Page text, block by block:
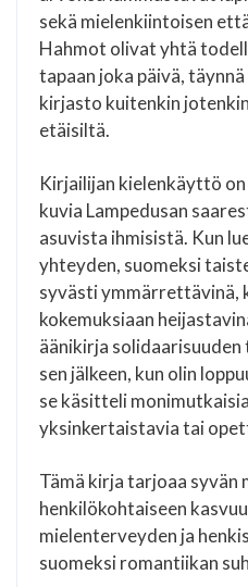
sekä mielenkiintoisen
Hahmot olivat yhtä
tapaan joka päivä,
kirjasto kuitenkin
etäisiltä.
Kirjailijan kielenkäyttö
kuvia Lampedusan
asuvista ihmisistä. Kun
yhteyden, suomeksi
syvästi ymmärrettävinä,
kokemuksiaan
äänikirja solidaarisuuden
sen jälkeen, kun olin
se käsitteli
yksinkertaistavia tai
Tämä kirja tarjoaa syvän
henkilökohtaiseen
mielenterveyden ja
suomeksi romantiikan